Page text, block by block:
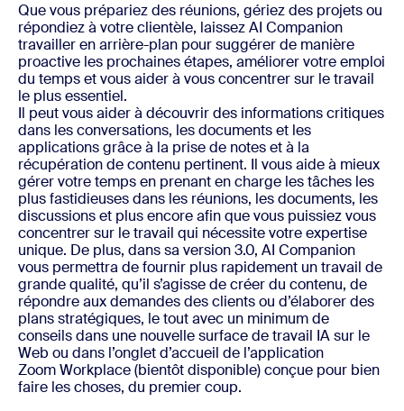
Que vous prépariez des réunions, gériez des projets ou
répondiez à votre clientèle, laissez AI Companion
travailler en arrière-plan pour suggérer de manière
proactive les prochaines étapes, améliorer votre emploi
du temps et vous aider à vous concentrer sur le travail
le plus essentiel.
Il peut vous aider à découvrir des informations critiques
dans les conversations, les documents et les
applications grâce à la prise de notes et à la
récupération de contenu pertinent. Il vous aide à mieux
gérer votre temps en prenant en charge les tâches les
plus fastidieuses dans les réunions, les documents, les
discussions et plus encore afin que vous puissiez vous
concentrer sur le travail qui nécessite votre expertise
unique. De plus, dans sa version 3.0, AI Companion
vous permettra de fournir plus rapidement un travail de
grande qualité, qu’il s’agisse de créer du contenu, de
répondre aux demandes des clients ou d’élaborer des
plans stratégiques, le tout avec un minimum de
conseils dans une nouvelle surface de travail IA sur le
Web ou dans l’onglet d’accueil de l’application
Zoom Workplace (bientôt disponible) conçue pour bien
faire les choses, du premier coup.